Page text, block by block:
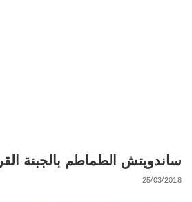
ساندويتش الطماطم بالجبنة
25/03/2018